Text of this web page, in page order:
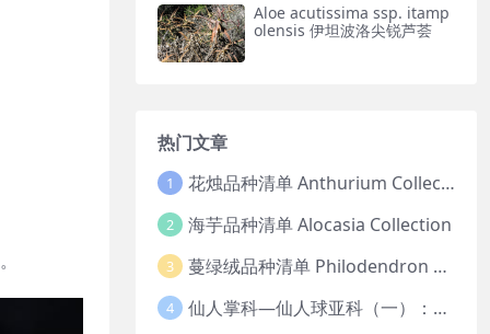
Aloe acutissima ssp. itamp
olensis 伊坦波洛尖锐芦荟
热门文章
1 花烛品种清单 Anthurium Collection
2 海芋品种清单 Alocasia Collection
3 蔓绿绒品种清单 Philodendron Collection
4 仙人掌科—仙人球亚科（一）：岩牡丹